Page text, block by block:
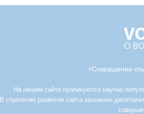
⚡Сокращение
На нашем сайте публикуются научно
В стратегию развития сайта заложено